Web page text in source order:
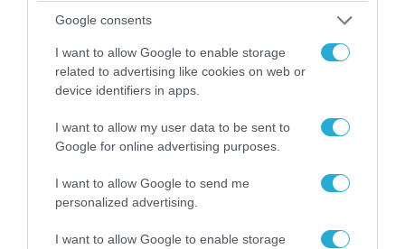
Google consents
I want to allow Google to enable storage
related to advertising like cookies on web or
device identifiers in apps.
I want to allow my user data to be sent to
Google for online advertising purposes.
I want to allow Google to send me
personalized advertising.
I want to allow Google to enable storage